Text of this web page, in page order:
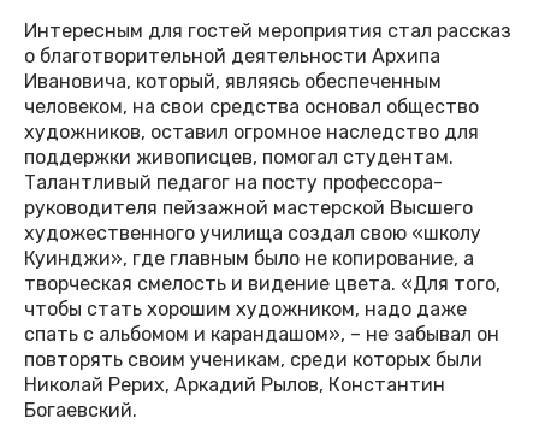
Интересным для гостей мероприятия стал рассказ
о благотворительной деятельности Архипа
Ивановича, который, являясь обеспеченным
человеком, на свои средства основал общество
художников, оставил огромное наследство для
поддержки живописцев, помогал студентам.
Талантливый педагог на посту профессора-
руководителя пейзажной мастерской Высшего
художественного училища создал свою «школу
Куинджи», где главным было не копирование, а
творческая смелость и видение цвета. «Для того,
чтобы стать хорошим художником, надо даже
спать с альбомом и карандашом», – не забывал он
повторять своим ученикам, среди которых были
Николай Рерих, Аркадий Рылов, Константин
Богаевский.